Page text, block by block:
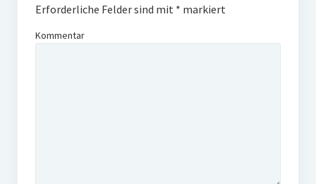
Erforderliche Felder sind mit * markiert
Kommentar